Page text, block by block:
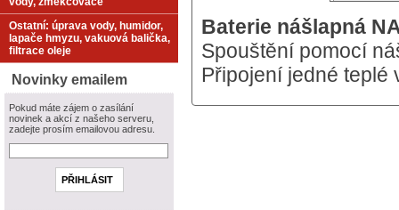
Baterie nášlapná
Spouštění pomocí
Připojení jedné teplé
Ostatní: úprava vody, humidor,
lapače hmyzu, vakuová balička,
filtrace oleje
Novinky emailem
Pokud máte zájem o zasílání
novinek a akcí z našeho serveru,
zadejte prosím emailovou adresu.